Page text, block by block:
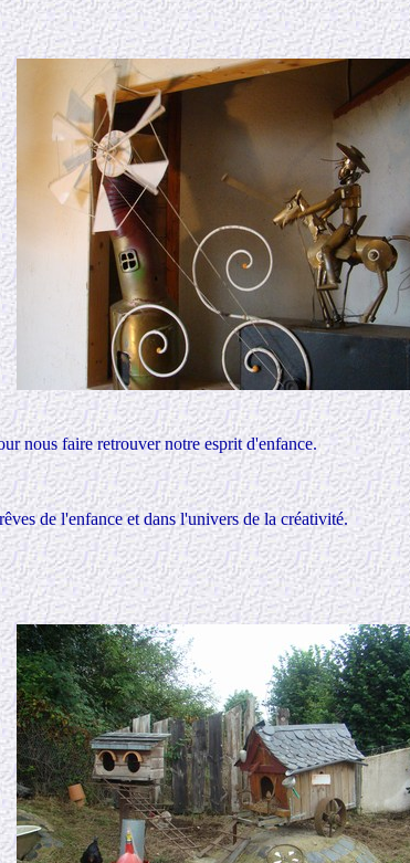
nous faire retrouver notre esprit d'enfance.
de l'enfance et dans l'univers de la créativité.